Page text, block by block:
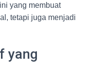
yang membuat
tetapi juga menjadi
yang